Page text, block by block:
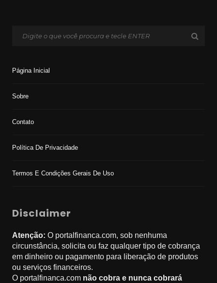
Página Inicial
Sobre
Contato
Política De Privacidade
Termos E Condições Gerais De Uso
Disclaimer
Atenção: O portalfinanca.com, sob nenhuma
circunstância, solicita ou faz qualquer tipo de cobrança
em dinheiro ou pagamento para liberação de produtos
ou serviços financeiros.
O portalfinanca.com não cobra e nunca cobrará